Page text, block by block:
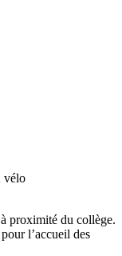
vélo
proximité du collège.
l’accueil des